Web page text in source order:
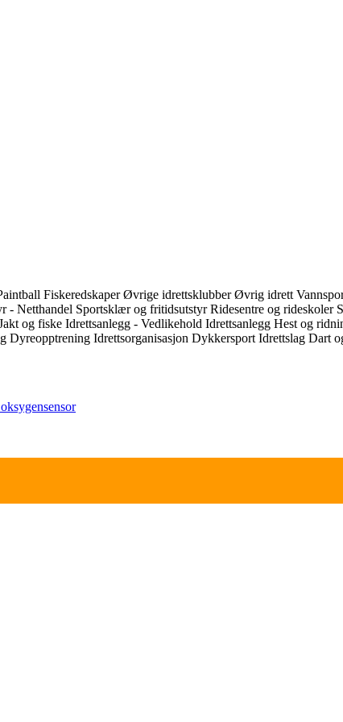
FiskeredskaperØvrige idrettsklubberØvrig idrett
- Netthandel Sportsklær og fritidsutstyrRidesentre og rideskoler
og fiske Idrettsanlegg - Vedlikehold Idrettsanlegg Hest og
Dyreopptrening Idrettsorganisasjon Dykkersport Idrettslag Dart
oksygensensor